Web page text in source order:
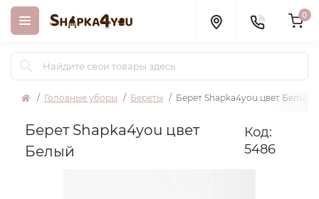
0
Головные уборы Береты Берет Shapka4you цвет Белый
Берет Shapka4you цвет
Белый
Код:
5486